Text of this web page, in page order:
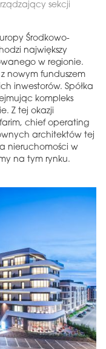
sekcji
Środkowo-
największy
w regionie.
nowym funduszem
inwestorów. Spółka
kompleks
Z tej okazji
chief operating
architektów tej
nieruchomości w
na tym rynku.